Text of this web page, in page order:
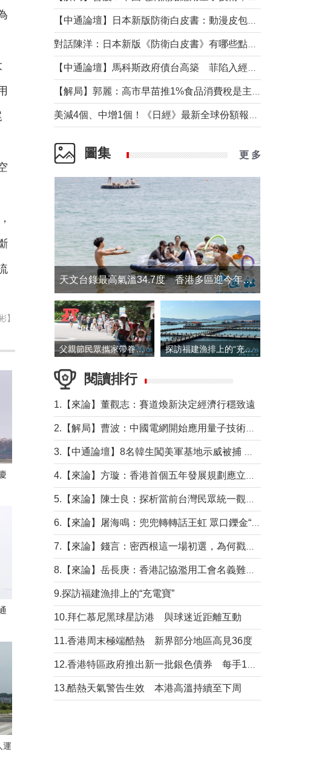
】
運
圖集 更 多
天文台錄最高氣溫34.7度 香港多區迎今年最熱一天
父親節民眾攜家帶眷出遊 探訪福建漁排上的“充電寶”
閱讀排行
1.【來論】董觀志：賽道煥新決定經濟行穩致遠
9.探訪福建漁排上的“充電寶”
10.拜仁慕尼黑球星訪港 與球迷近距離互動
11.香港周末極端酷熱 新界部分地區高見36度
13.酷熱天氣警告生效 本港高溫持續至下周